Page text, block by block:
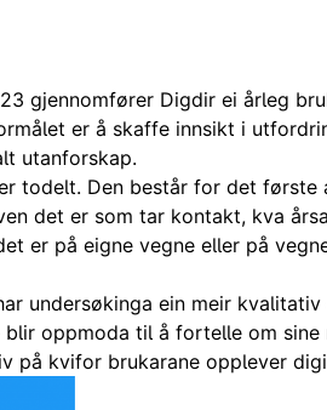
gjennomfører Digdir ei årleg
er å skaffe innsikt i
utanforskap.
todelt. Den består for det første
det er som tar kontakt, kva
er på eigne vegne eller på
undersøkinga ein meirkvalitativ
blir oppmoda til å fortelle om
på kvifor brukaraneopplever